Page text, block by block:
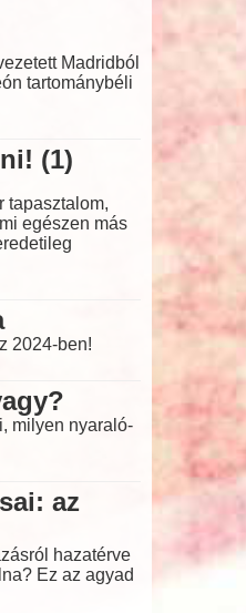
Madridból
tartománybéli
(1)
tapasztalom,
egészen más
2024-ben!
milyen nyaraló-
az
hazatérve
Ez az agyad